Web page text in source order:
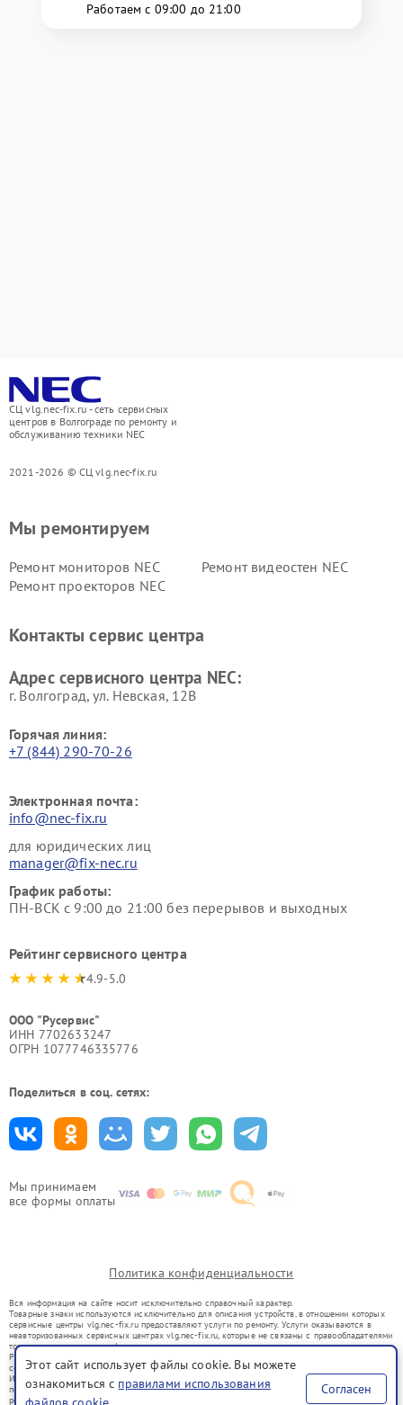
Работаем с 09:00 до 21:00
СЦ vlg.nec-fix.ru - сеть сервисных
центров в Волгограде по ремонту и
обслуживанию техники NEC
2021-2026 © СЦ vlg.nec-fix.ru
Мы принимаем
все формы оплаты
Мы ремонтируем
Ремонт мониторов NEC
Ремонт видеостен NEC
Ремонт проекторов NEC
Контакты сервис центра
Адрес сервисного центра NEC:
г. Волгоград, ул. Невская, 12В
Горячая линия:
+7 (844) 290-70-26
Электронная почта:
info@nec-fix.ru
для юридических лиц
manager@fix-nec.ru
График работы:
ПН-ВСК с 9:00 до 21:00 без перерывов и выходных
Рейтинг сервисного центра
4.9-5.0
ООО "Русервис"
ИНН 7702633247
ОГРН 1077746335776
Поделиться в соц. сетях:
Политика конфиденциальности
Вся информация на сайте носит исключительно справочный характер.
Товарные знаки используются исключительно для описания устройств, в отношении которых
сервисные центры vlg.nec-fix.ru предоставляют услуги по ремонту. Услуги оказываются в
неавторизованных сервисных центрах vlg.nec-fix.ru, которые не связаны с правообладателями
товарных знаков или их официальными представителями.
Ремонт осуществляется для устройств, уже введенных в гражданский оборот в соответствии
со статьей 1487 ГК РФ.
Использование товарных знаков не преследует цели индивидуализации услуг или введения
потребителей в заблуждение, а служит для информирования о предоставляемых услугах по
ремонту техники указанных брендов.
Этот сайт использует файлы cookie. Вы можете
ознакомиться с правилами использования
Согласен